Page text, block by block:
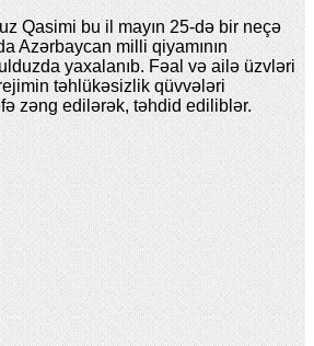
Qasimi bu il mayın 25-də bir neçə
Azərbaycan milli qiyamının
yaxalanıb. Fəal və ailə üzvləri
təhlükəsizlik qüvvələri
zəng edilərək, təhdid ediliblər.